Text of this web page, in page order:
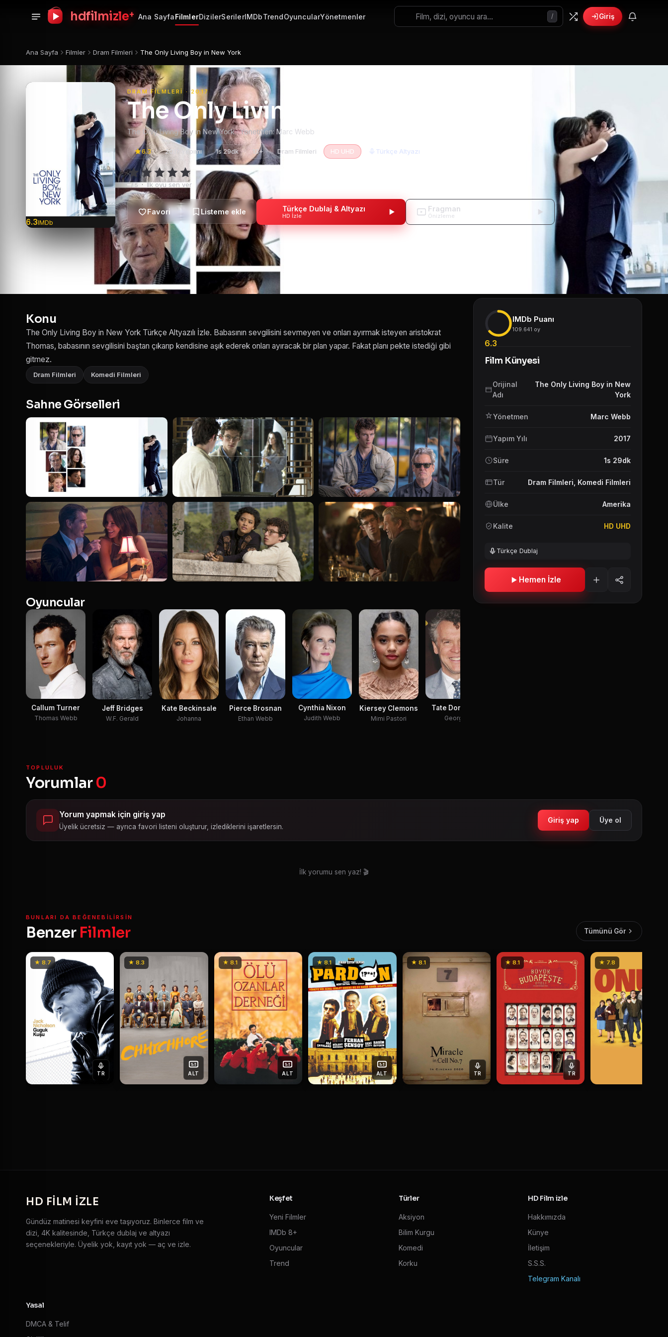
hdfilmizle+ Ana SayfaFilmlerDizilerSerilerIMDbTrendOyuncularYönetmenler / Giriş
Ana Sayfa Filmler Dram Filmleri The Only Living Boy in New York
6.3IMDb
DRAM FILMLERI · 2017
The Only Living Boy in New York
The Only Living Boy in New York · Yönetmen:Marc Webb
6.3 2017 Yapımı 1s 29dk 13+ Dram Filmleri HD UHD Türkçe Altyazı
–/ 5 · İlk oyu sen ver
Türkçe Dublaj & Altyazı
HD İzle
Fragman
Önizleme
Konu
The Only Living Boy in New York Türkçe Altyazılı İzle. Babasının sevgilisini sevmeyen ve onları ayırmak isteyen aristokrat
Thomas, babasının sevgilisini baştan çıkarıp kendisine aşık ederek onları ayıracak bir plan yapar. Fakat planı pekte istediği gibi
gitmez.
Dram Filmleri Komedi Filmleri
Sahne Görselleri
Oyuncular
Callum Turner
Thomas Webb
Jeff Bridges
W.F. Gerald
Kate Beckinsale
Johanna
Pierce Brosnan
Ethan Webb
Cynthia Nixon
Judith Webb
Kiersey Clemons
Mimi Pastori
Tate Donovan
George
6.3
IMDb Puanı
109.641 oy
Film Künyesi
Orijinal
Adı
The Only Living Boy in New
York
Yönetmen Marc Webb
Yapım Yılı 2017
Süre 1s 29dk
Tür Dram Filmleri Komedi Filmleri
Ülke Amerika
Kalite HD UHD
Türkçe Dublaj
Hemen İzle
TOPLULUK
Yorumlar0
Yorum yapmak için giriş yap
Üyelik ücretsiz — ayrıca favori listeni oluşturur, izlediklerini işaretlersin.
Giriş yap Üye ol
İlk yorumu sen yaz! 🎬
BUNLARI DA BEĞENEBILIRSIN
Benzer Filmler Tümünü Gör
★ 8.7
TR
★ 8.3
ALT
★ 8.1
ALT
★ 8.1
ALT
★ 8.1
TR
★ 8.1
TR
★ 7.8
HD FILM IZLE
Gündüz matinesi keyfini eve taşıyoruz. Binlerce film ve
dizi, 4K kalitesinde, Türkçe dublaj ve altyazı
seçenekleriyle. Üyelik yok, kayıt yok — aç ve izle.
Keşfet
Yeni Filmler
IMDb 8+
Oyuncular
Trend
Türler
Aksiyon
Bilim Kurgu
Komedi
Korku
HD Film izle
Hakkımızda
Künye
İletişim
S.S.S.
Telegram Kanalı
Yasal
DMCA & Telif